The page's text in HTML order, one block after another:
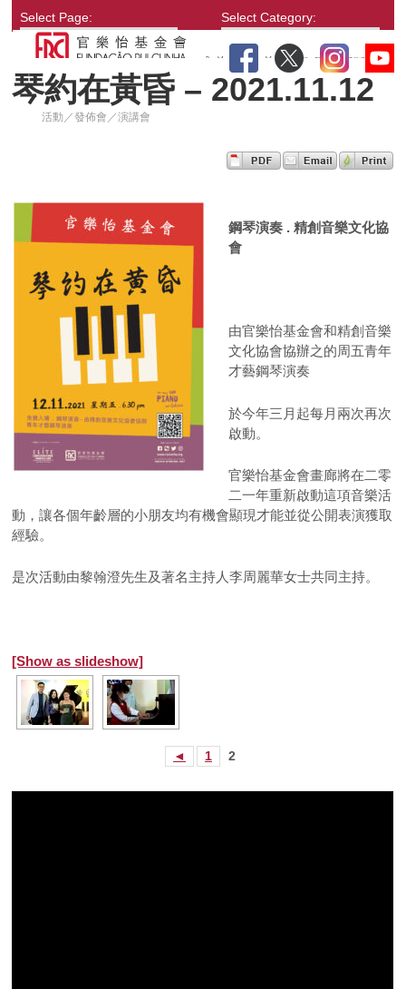
Select Page: Select Category:
琴約在黃昏 – 2021.11.12
活動／發佈會／演講會
鋼琴演奏. 精創音樂文化協
會
由官樂怡基金會和精創音樂
文化協會協辦之的周五青年
才藝鋼琴演奏
於今年三月起每月兩次再次
啟動。
官樂怡基金會畫廊將在二零
二一年重新啟動這項音樂活
動，讓各個年齡層的小朋友均有機會顯現才能並從公開表演獲取
經驗。
是次活動由黎翰澄先生及著名主持人李周麗華女士共同主持。
[Show as slideshow]
◄ 1 2